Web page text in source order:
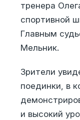
тренера
спортивной
Главным
Мельник.
Зрители
поединки, в
и высокий